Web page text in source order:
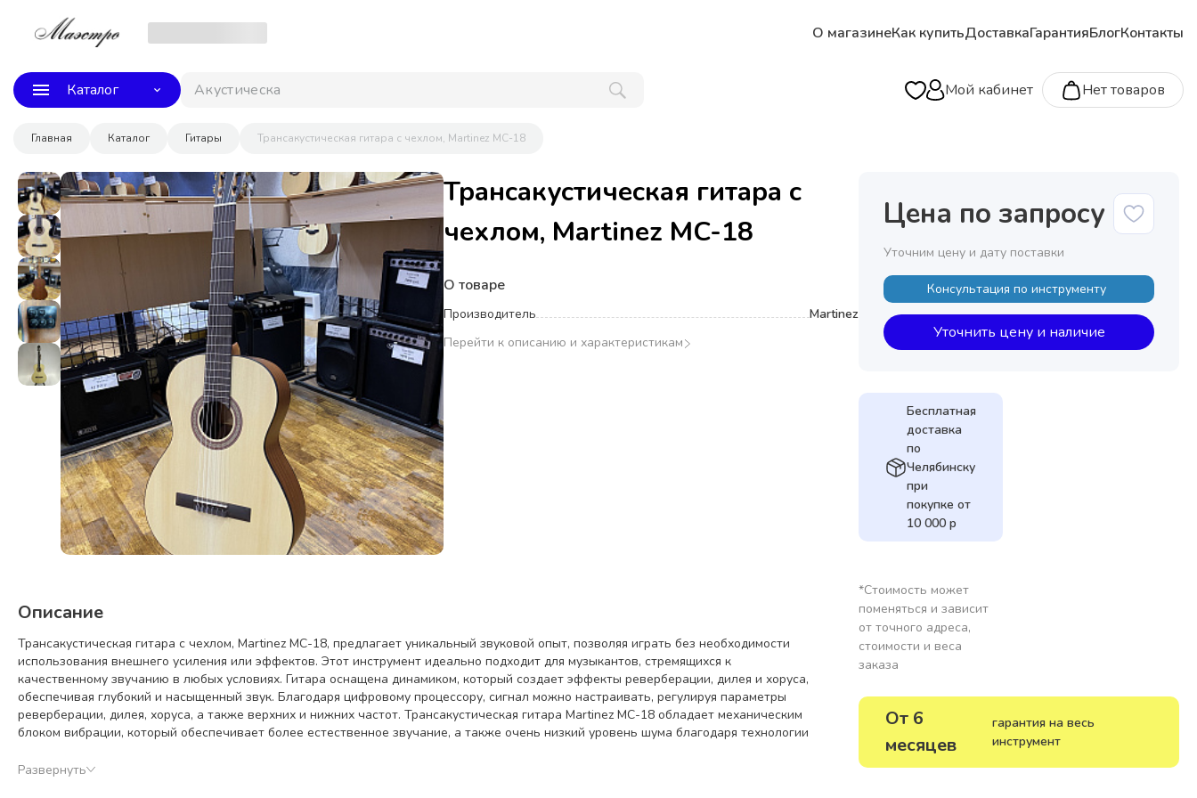
О магазинеКак купитьДоставкаГарантияБлогКонтакты
Каталог Акустическая гит Мой кабинет Нет товаров
Главная Каталог Гитары Трансакустическая гитара с чехлом, Martinez MC-18
Трансакустическая гитара с
чехлом, Martinez MC-18
О товаре
Производитель
Martinez
Перейти к описанию и характеристикам
Цена по запросу
Уточним цену и дату поставки
Консультация по инструменту
Уточнить цену и наличие
Бесплатная
доставка
по
Челябинску
при
покупке от
10 000 р
*Стоимость может
поменяться и зависит
от точного адреса,
стоимости и веса
заказа
От 6
месяцев
гарантия на весь
инструмент
Описание
Трансакустическая гитара с чехлом, Martinez MC-18, предлагает уникальный звуковой опыт, позволяя играть без необходимости
использования внешнего усиления или эффектов. Этот инструмент идеально подходит для музыкантов, стремящихся к
качественному звучанию в любых условиях. Гитара оснащена динамиком, который создает эффекты реверберации, дилея и хоруса,
обеспечивая глубокий и насыщенный звук. Благодаря цифровому процессору, сигнал можно настраивать, регулируя параметры
реверберации, дилея, хоруса, а также верхних и нижних частот. Трансакустическая гитара Martinez MC-18 обладает механическим
блоком вибрации, который обеспечивает более естественное звучание, а также очень низкий уровень шума благодаря технологии
высококачественных материалов: верхняя дека из ели, задняя дека и обечайка из сапеле, гриф из окоуме с двусторонним анкерным
Развернуть